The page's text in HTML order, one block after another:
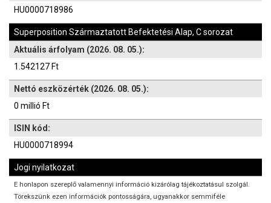
HU0000718986
Superposition Származtatott Befektetési Alap, C sorozat
Aktuális árfolyam (2026. 08. 05.):
1.542127 Ft
Nettó eszközérték (2026. 08. 05.):
0 millió Ft
ISIN kód:
HU0000718994
Jogi nyilatkozat
E honlapon szereplő valamennyi információ kizárólag tájékoztatásul szolgál.
Törekszünk ezen információk pontosságára, ugyanakkor semmiféle